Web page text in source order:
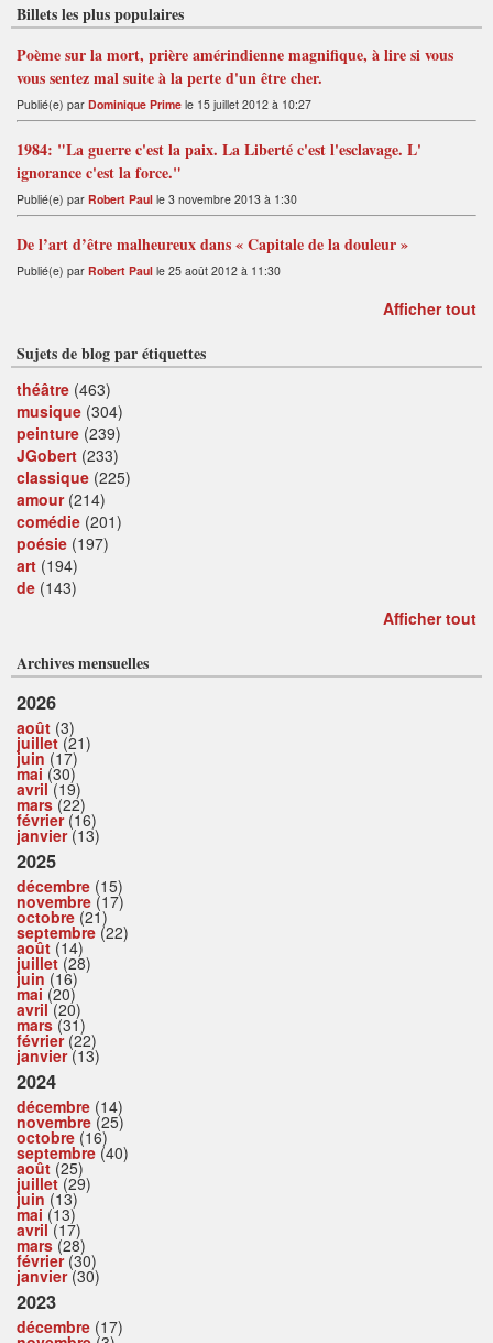
Billets les plus populaires
Poème sur la mort, prière amérindienne magnifique, à lire si vous
vous sentez mal suite à la perte d'un être cher.
Publié(e) par Dominique Prime le 15 juillet 2012 à 10:27
1984: "La guerre c'est la paix. La Liberté c'est l'esclavage. L'
ignorance c'est la force."
Publié(e) par Robert Paul le 3 novembre 2013 à 1:30
De l’art d’être malheureux dans « Capitale de la douleur »
Publié(e) par Robert Paul le 25 août 2012 à 11:30
Afficher tout
Sujets de blog par étiquettes
théâtre (463)
musique (304)
peinture (239)
JGobert (233)
classique (225)
amour(214)
comédie (201)
poésie (197)
art (194)
de (143)
Afficher tout
Archives mensuelles
2026
août (3)
juillet(21)
juin (17)
mai (30)
avril(19)
mars(22)
février(16)
janvier(13)
2025
décembre (15)
novembre (17)
octobre (21)
septembre (22)
août (14)
juillet(28)
juin (16)
mai (20)
avril(20)
mars(31)
février(22)
janvier(13)
2024
décembre (14)
novembre (25)
octobre (16)
septembre (40)
août (25)
juillet(29)
juin (13)
mai (13)
avril(17)
mars(28)
février(30)
janvier(30)
2023
décembre (17)